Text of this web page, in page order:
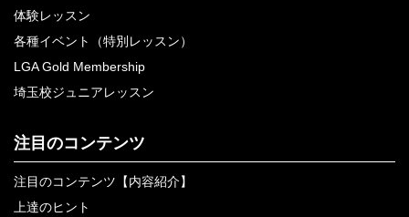
体験レッスン
各種イベント（特別レッスン）
LGA Gold Membership
埼玉校ジュニアレッスン
注目のコンテンツ
注目のコンテンツ【内容紹介】
上達のヒント